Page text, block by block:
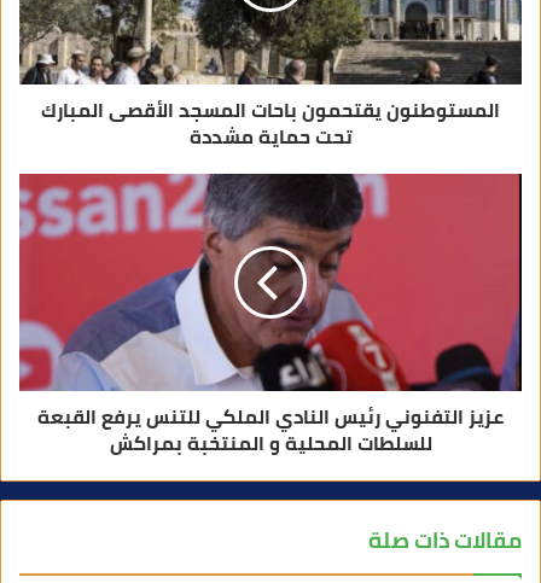
و
ن
ي
المستوطنون يقتحمون باحات المسجد الأقصى المبارك
تحت حماية مشددة
عزيز التفنوني رئيس النادي الملكي للتنس يرفع القبعة
للسلطات المحلية و المنتخبة بمراكش
مقالات ذات صلة